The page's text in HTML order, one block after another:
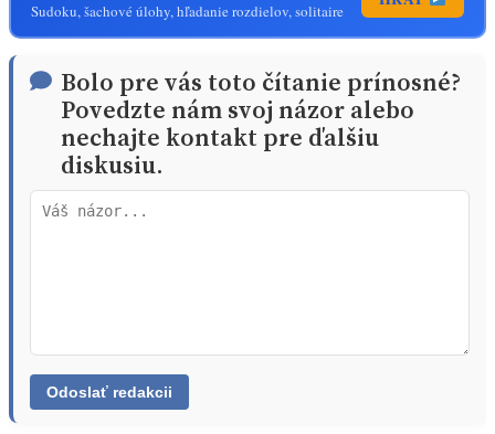
Sudoku, šachové úlohy, hľadanie rozdielov, solitaire
Bolo pre vás toto čítanie prínosné?
Povedzte nám svoj názor alebo
nechajte kontakt pre ďalšiu
diskusiu.